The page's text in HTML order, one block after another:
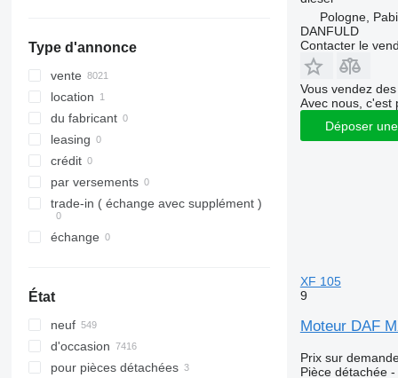
Type d'annonce
vente
location
du fabricant
leasing
crédit
par versements
trade-in ( échange avec supplément )
échange
État
neuf
d'occasion
pour pièces détachées
Pologne,
DANFULD
Contacter le
Vous vendez
Avec nous, c'est
Déposer
XF 105
9
Moteur DAF
Prix sur
Pièce détachée